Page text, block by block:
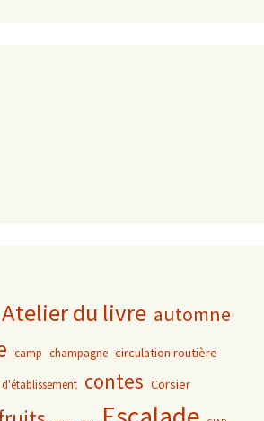
Atelier du livre automne
camp champagne circulation routière
contes Corsier